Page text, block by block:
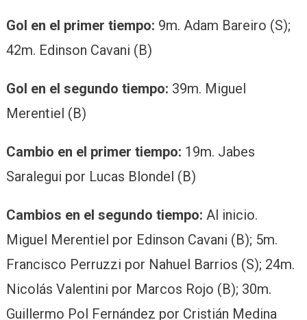
Gol en el primer tiempo: 9m. Adam Bareiro (S);
42m. Edinson Cavani (B)
Gol en el segundo tiempo: 39m. Miguel
Merentiel (B)
Cambio en el primer tiempo: 19m. Jabes
Saralegui por Lucas Blondel (B)
Cambios en el segundo tiempo: Al inicio.
Miguel Merentiel por Edinson Cavani (B); 5m.
Francisco Perruzzi por Nahuel Barrios (S); 24m.
Nicolás Valentini por Marcos Rojo (B); 30m.
Guillermo Pol Fernández por Cristián Medina